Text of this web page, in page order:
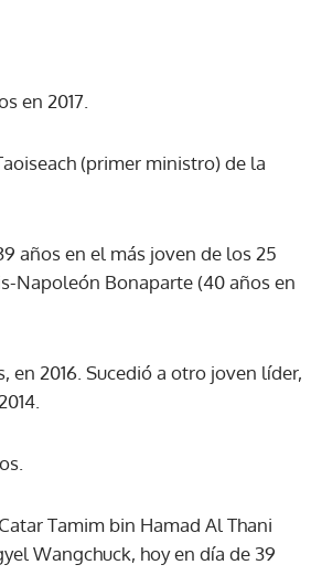
en 2017.
(primer ministro) de la
años en el más joven de los 25
Napoleón Bonaparte (40 años en
en 2016. Sucedió a otro joven líder,
Tamim bin Hamad Al Thani
Wangchuck, hoy en día de 39